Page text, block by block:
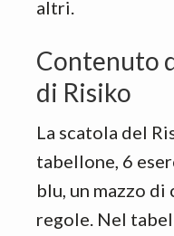
altri.
Contenuto
di Risiko
La scatola del
tabellone, 6
blu, un mazzo
regole. Nel